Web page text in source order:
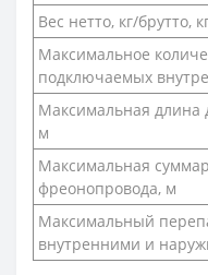
Вес нетто, кг/брутто,
Максимальное
подключаемых
Максимальная длина
м
Максимальная
фреонопровода, м
Максимальный
внутренними и